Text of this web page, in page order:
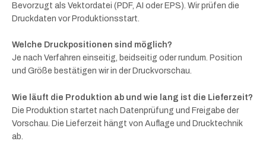
Bevorzugt als Vektordatei (PDF, AI oder EPS). Wir prüfen die
Druckdaten vor Produktionsstart.
Welche Druckpositionen sind möglich?
Je nach Verfahren einseitig, beidseitig oder rundum. Position
und Größe bestätigen wir in der Druckvorschau.
Wie läuft die Produktion ab und wie lang ist die Lieferzeit?
Die Produktion startet nach Datenprüfung und Freigabe der
Vorschau. Die Lieferzeit hängt von Auflage und Drucktechnik
ab.